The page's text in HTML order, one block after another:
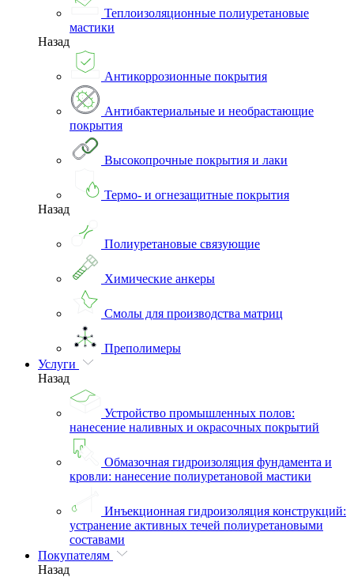
Теплоизоляционные полиуретановые
мастики
Назад
Антикоррозионные покрытия
Антибактериальные и необрастающие
покрытия
Высокопрочные покрытия и лаки
Термо- и огнезащитные покрытия
Назад
Полиуретановые связующие
Химические анкеры
Смолы для производства матриц
Преполимеры
Услуги
Назад
Устройство промышленных полов:
нанесение наливных и окрасочных покрытий
Обмазочная гидроизоляция фундамента и
кровли: нанесение полиуретановой мастики
Инъекционная гидроизоляция конструкций:
устранение активных течей полиуретановыми
составами
Покупателям
Назад